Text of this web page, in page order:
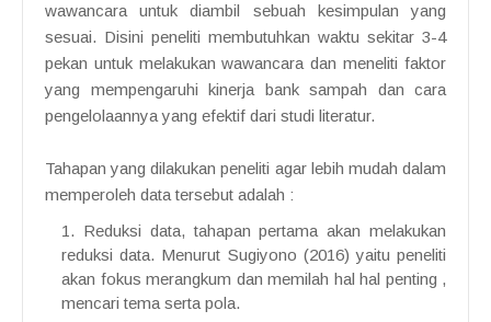
wawancara untuk diambil sebuah kesimpulan yang
sesuai. Disini peneliti membutuhkan waktu sekitar 3-4
pekan untuk melakukan wawancara dan meneliti faktor
yang mempengaruhi kinerja bank sampah dan cara
pengelolaannya yang efektif dari studi literatur.
Tahapan yang dilakukan peneliti agar lebih mudah dalam
memperoleh data tersebut adalah :
Reduksi data, tahapan pertama akan melakukan
reduksi data. Menurut Sugiyono (2016) yaitu peneliti
akan fokus merangkum dan memilah hal hal penting ,
mencari tema serta pola.